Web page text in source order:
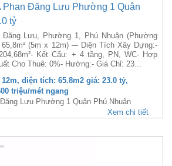
Phan Đăng Lưu Phường 1 Quận
tỷ
Đăng Lưu, Phường 1, Phú Nhuận (Phường
(5m x 12m) –- Diện Tích Xây Dựng:-
Cho Thuê: 0%- Hướng:- Giá Chỉ: 23...
diện tích: 65.8m2 giá: 23.0 tỷ,